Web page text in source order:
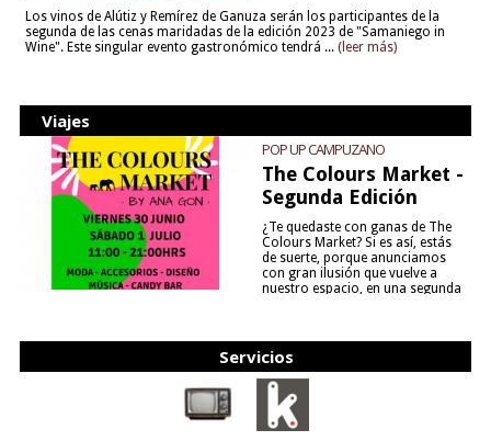
Los vinos de Alútiz y Remírez de Ganuza serán los participantes de la
segunda de las cenas maridadas de la edición 2023 de "Samaniego in
Wine". Este singular evento gastronómico tendrá ... (leer más)
Viajes
POP UP CAMPUZANO
The Colours Market -
Segunda Edición
¿Te quedaste con ganas de The
Colours Market? Si es así, estás
de suerte, porque anunciamos
con gran ilusión que vuelve a
nuestro espacio, en una segunda
Servicios